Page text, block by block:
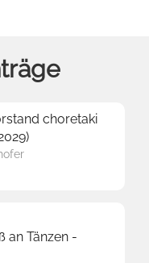
choretaki
an Tänzen -